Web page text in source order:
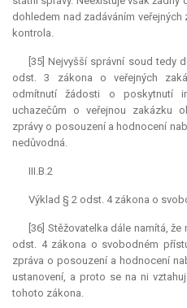
dohledem nad zadáváním
kontrola.
[35] Nejvyšší správní soud tedy
odst. 3 zákona o veřejných
odmítnutí žádosti o poskytnutí
uchazečům o veřejnou zakázku
zprávy o posouzení a hodnocení
nedůvodná.
III.B.2
Výklad § 2 odst. 4 zákona o
[36] Stěžovatelka dále namítá,
odst. 4 zákona o svobodném
zpráva o posouzení a hodnocení
ustanovení, a proto se na ni
tohoto zákona.